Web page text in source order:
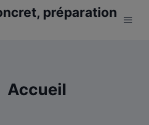
préparation
Accueil